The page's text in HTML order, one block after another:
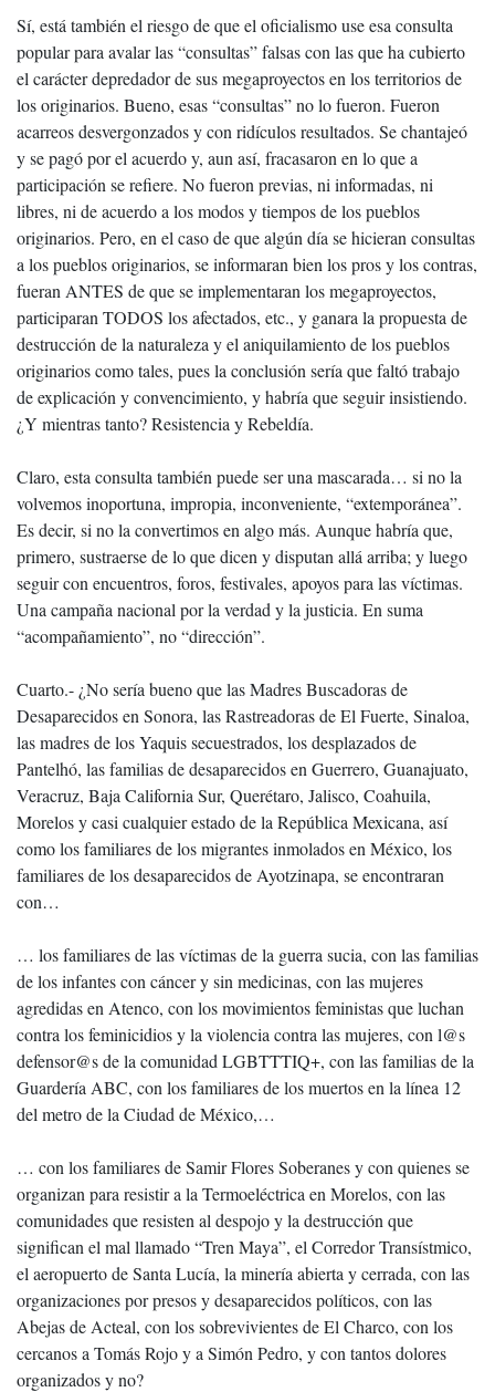
Sí, está también el riesgo de que el oficialismo use esa consulta
popular para avalar las “consultas” falsas con las que ha cubierto
el carácter depredador de sus megaproyectos en los territorios de
los originarios. Bueno, esas “consultas” no lo fueron. Fueron
acarreos desvergonzados y con ridículos resultados. Se chantajeó
y se pagó por el acuerdo y, aun así, fracasaron en lo que a
participación se refiere. No fueron previas, ni informadas, ni
libres, ni de acuerdo a los modos y tiempos de los pueblos
originarios. Pero, en el caso de que algún día se hicieran consultas
a los pueblos originarios, se informaran bien los pros y los contras,
fueran ANTES de que se implementaran los megaproyectos,
participaran TODOS los afectados, etc., y ganara la propuesta de
destrucción de la naturaleza y el aniquilamiento de los pueblos
originarios como tales, pues la conclusión sería que faltó trabajo
de explicación y convencimiento, y habría que seguir insistiendo.
¿Y mientras tanto? Resistencia y Rebeldía.
Claro, esta consulta también puede ser una mascarada… si no la
volvemos inoportuna, impropia, inconveniente, “extemporánea”.
Es decir, si no la convertimos en algo más. Aunque habría que,
primero, sustraerse de lo que dicen y disputan allá arriba; y luego
seguir con encuentros, foros, festivales, apoyos para las víctimas.
Una campaña nacional por la verdad y la justicia. En suma
“acompañamiento”, no “dirección”.
Cuarto.- ¿No sería bueno que las Madres Buscadoras de
Desaparecidos en Sonora, las Rastreadoras de El Fuerte, Sinaloa,
las madres de los Yaquis secuestrados, los desplazados de
Pantelhó, las familias de desaparecidos en Guerrero, Guanajuato,
Veracruz, Baja California Sur, Querétaro, Jalisco, Coahuila,
Morelos y casi cualquier estado de la República Mexicana, así
como los familiares de los migrantes inmolados en México, los
familiares de los desaparecidos de Ayotzinapa, se encontraran
con…
… los familiares de las víctimas de la guerra sucia, con las familias
de los infantes con cáncer y sin medicinas, con las mujeres
agredidas en Atenco, con los movimientos feministas que luchan
contra los feminicidios y la violencia contra las mujeres, con l@s
defensor@s de la comunidad LGBTTTIQ+, con las familias de la
Guardería ABC, con los familiares de los muertos en la línea 12
del metro de la Ciudad de México,…
… con los familiares de Samir Flores Soberanes y con quienes se
organizan para resistir a la Termoeléctrica en Morelos, con las
comunidades que resisten al despojo y la destrucción que
significan el mal llamado “Tren Maya”, el Corredor Transístmico,
el aeropuerto de Santa Lucía, la minería abierta y cerrada, con las
organizaciones por presos y desaparecidos políticos, con las
Abejas de Acteal, con los sobrevivientes de El Charco, con los
cercanos a Tomás Rojo y a Simón Pedro, y con tantos dolores
organizados y no?